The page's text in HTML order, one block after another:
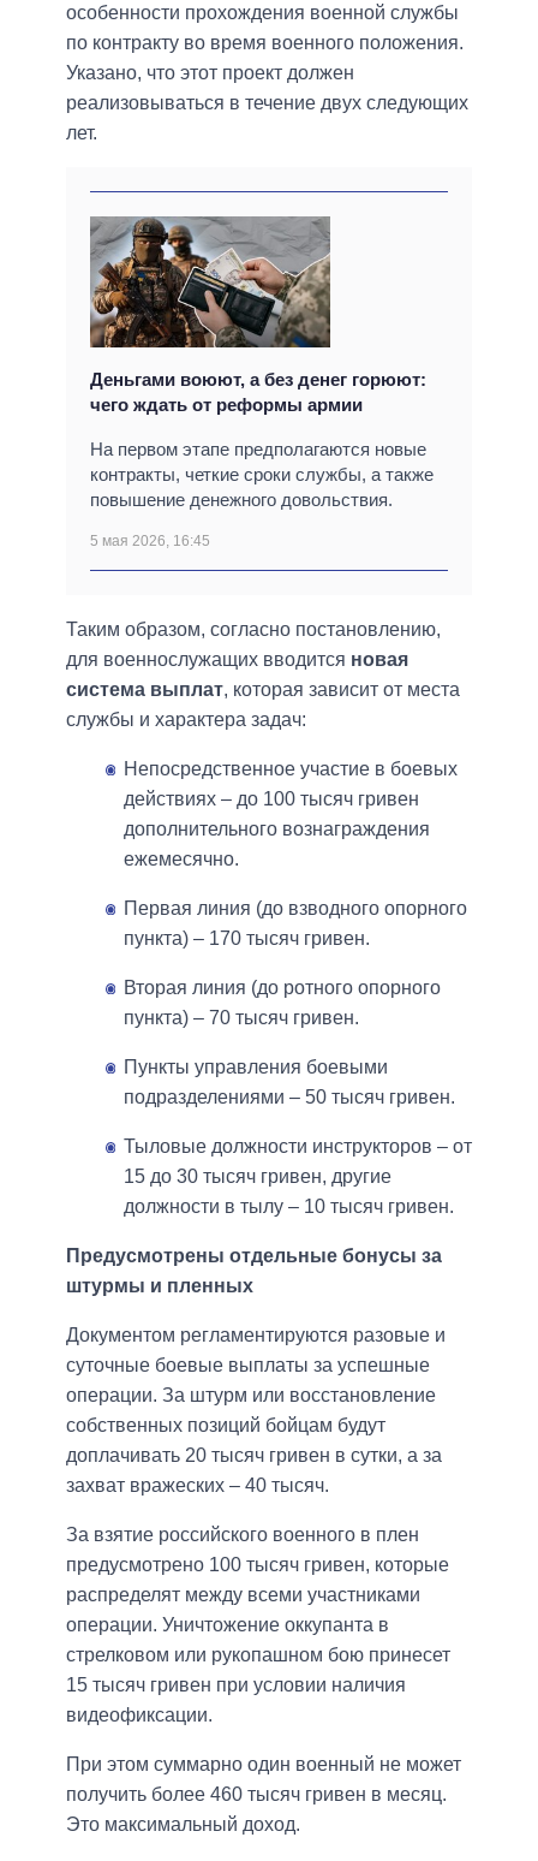
особенности прохождения военной службы
по контракту во время военного положения.
Указано, что этот проект должен
реализовываться в течение двух следующих
лет.
Деньгами воюют, а без денег горюют:
чего ждать от реформы армии
На первом этапе предполагаются новые
контракты, четкие сроки службы, а также
повышение денежного довольствия.
5 мая 2026, 16:45
Таким образом, согласно постановлению,
для военнослужащих вводится новая
система выплат, которая зависит от места
службы и характера задач:
Непосредственное участие в боевых
действиях – до 100 тысяч гривен
дополнительного вознаграждения
ежемесячно.
Первая линия (до взводного опорного
пункта) – 170 тысяч гривен.
Вторая линия (до ротного опорного
пункта) – 70 тысяч гривен.
Пункты управления боевыми
подразделениями – 50 тысяч гривен.
Тыловые должности инструкторов – от
15 до 30 тысяч гривен, другие
должности в тылу – 10 тысяч гривен.
Предусмотрены отдельные бонусы за
штурмы и пленных
Документом регламентируются разовые и
суточные боевые выплаты за успешные
операции. За штурм или восстановление
собственных позиций бойцам будут
доплачивать 20 тысяч гривен в сутки, а за
захват вражеских – 40 тысяч.
За взятие российского военного в плен
предусмотрено 100 тысяч гривен, которые
распределят между всеми участниками
операции. Уничтожение оккупанта в
стрелковом или рукопашном бою принесет
15 тысяч гривен при условии наличия
видеофиксации.
При этом суммарно один военный не может
получить более 460 тысяч гривен в месяц.
Это максимальный доход.